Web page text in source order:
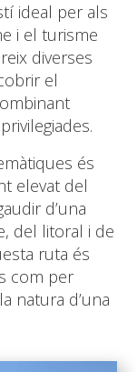
ideal per als
i el turisme
diverses
el
és
elevat del
d’una
del litoral i de
ruta és
com per
natura d’una